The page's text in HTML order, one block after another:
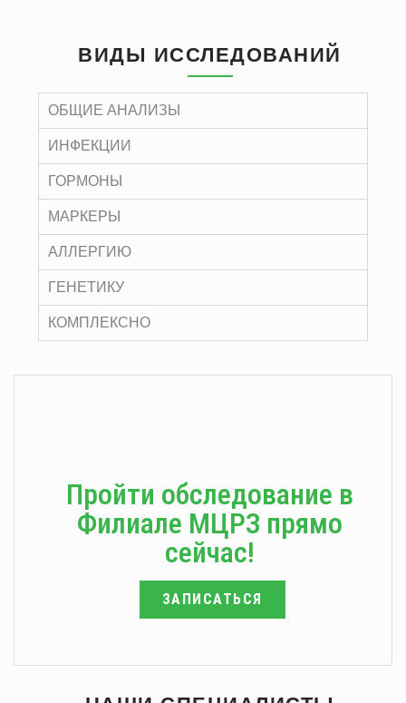
ВИДЫ ИССЛЕДОВАНИЙ
ОБЩИЕ АНАЛИЗЫ
ИНФЕКЦИИ
ГОРМОНЫ
МАРКЕРЫ
АЛЛЕРГИЮ
ГЕНЕТИКУ
КОМПЛЕКСНО
Пройти обследование в
Филиале МЦРЗ прямо
сейчас!
ЗАПИСАТЬСЯ